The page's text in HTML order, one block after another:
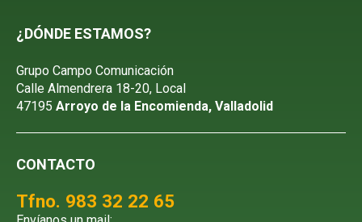
¿DÓNDE ESTAMOS?
Grupo Campo Comunicación
Calle Almendrera 18-20, Local
47195 Arroyo de la Encomienda, Valladolid
CONTACTO
Tfno. 983 32 22 65